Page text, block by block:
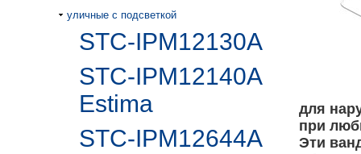
уличные с подсветкой
STC-IPM12130A
STC-IPM12140A
Estima
STC-IPM12644A
для
при
Эти